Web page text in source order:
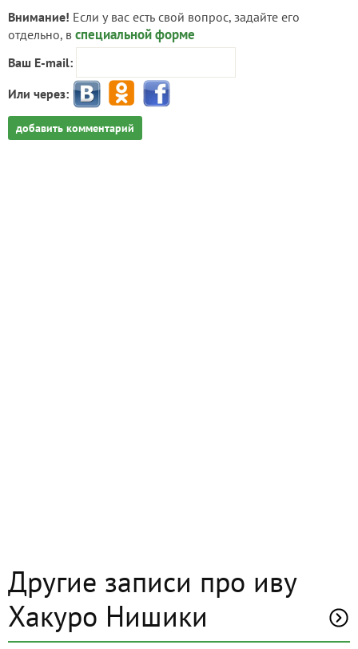
Внимание! Если у вас есть свой вопрос, задайте его
отдельно, в специальной форме
Ваш E-mail:
Или через:
добавить комментарий
Другие записи про иву
Хакуро Нишики